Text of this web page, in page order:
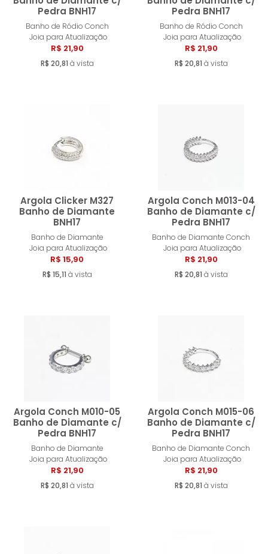
Pedra BNH17
Banho de Ródio Conch
Joia para Atualização
R$ 21,90
R$ 20,81 à vista
Comprar
Pedra BNH17
Banho de Ródio Conch
Joia para Atualização
R$ 21,90
R$ 20,81 à vista
Argola Clicker M327
Banho de Diamante
BNH17
Banho de Diamante
Joia para Atualização
R$ 15,90
R$ 15,11 à vista
Comprar
Argola Conch M013-04
Banho de Diamante c/
Pedra BNH17
Banho de Diamante Conch
Joia para Atualização
R$ 21,90
R$ 20,81 à vista
Argola Conch M010-05
Banho de Diamante c/
Pedra BNH17
Banho de Diamante
Joia para Atualização
R$ 21,90
R$ 20,81 à vista
Comprar
Argola Conch M015-06
Banho de Diamante c/
Pedra BNH17
Banho de Diamante Conch
Joia para Atualização
R$ 21,90
R$ 20,81 à vista